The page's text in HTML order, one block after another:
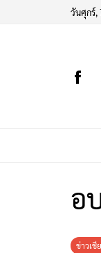
วันศุกร์,
อ
ข่าวเชี